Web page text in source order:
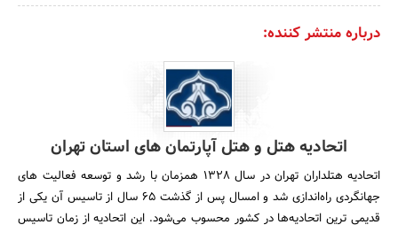
درباره منتشر کننده:
اتحادیه هتل و هتل آپارتمان های استان تهران
اتحادیه هتلداران تهران در سال 1328 همزمان با رشد و توسعه فعالیت های
جهانگردی راه‌اندازی شد و امسال پس از گذشت 65 سال از تاسیس آن یکی از
قدیمی ترین اتحادیه‌ها در کشور محسوب می‌شود. این اتحادیه از زمان تاسیس